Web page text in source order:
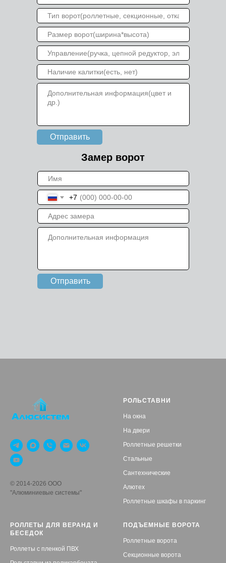
Отправить
+7
Отправить
Замер ворот
© 2014-2026 ООО
"Алюминиевые системы"
РОЛЬСТАВНИ
На окна
На двери
Роллетные решетки
Стальные
Сантехнические
Алютех
Роллетные шкафы в паркинг
РОЛЛЕТЫ ДЛЯ ВЕРАНД И
БЕСЕДОК
Роллеты с пленкой ПВХ
ПОДЪЕМНЫЕ ВОРОТА
Роллетные ворота
Секционные ворота